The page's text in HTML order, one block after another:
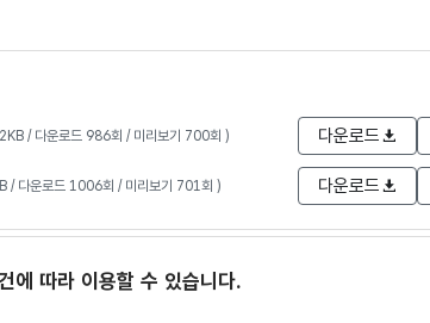
/ 다운로드 986회 / 미리보기 700회 ) 다운로드
/ 다운로드 1006회 / 미리보기 701회 ) 다운로드
에 따라 이용할 수 있습니다.